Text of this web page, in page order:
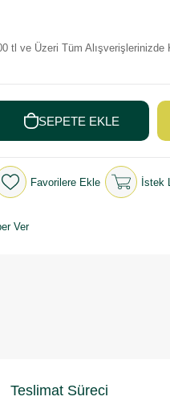
tl ve Üzeri Tüm Alışverişlerinizde
Favorilere Ekle İstek
Ver
Teslimat Süreci